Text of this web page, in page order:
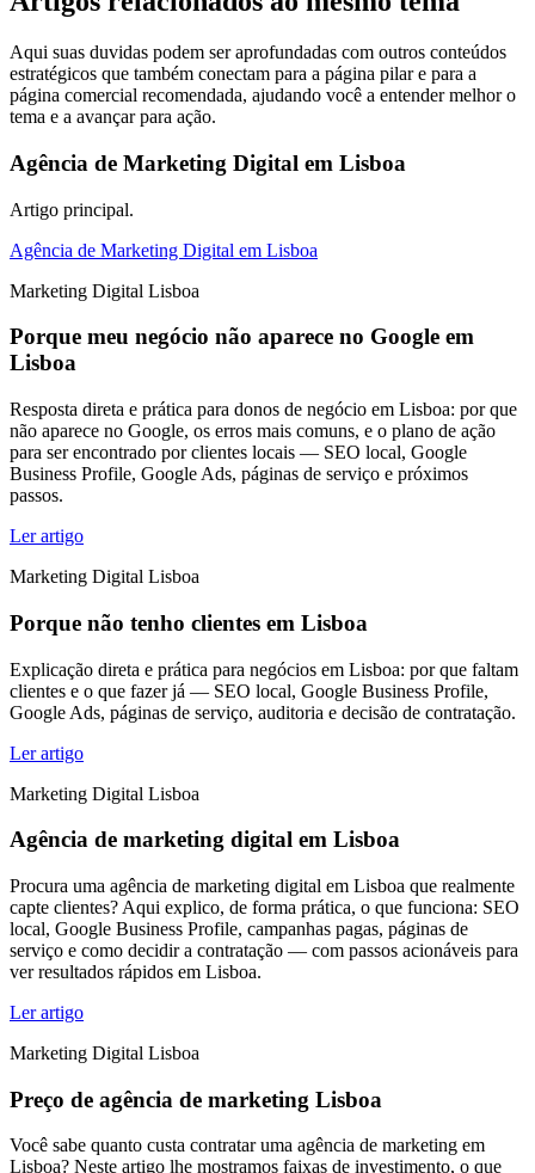
Aqui suas duvidas podem ser aprofundadas com outros conteúdos
estratégicos que também conectam para a página pilar e para a
página comercial recomendada, ajudando você a entender melhor o
tema e a avançar para ação.
Agência de Marketing Digital em Lisboa
Artigo principal.
Agência de Marketing Digital em Lisboa
Marketing Digital Lisboa
Porque meu negócio não aparece no Google em
Lisboa
Resposta direta e prática para donos de negócio em Lisboa: por que
não aparece no Google, os erros mais comuns, e o plano de ação
para ser encontrado por clientes locais — SEO local, Google
Business Profile, Google Ads, páginas de serviço e próximos
passos.
Ler artigo
Marketing Digital Lisboa
Porque não tenho clientes em Lisboa
Explicação direta e prática para negócios em Lisboa: por que faltam
clientes e o que fazer já — SEO local, Google Business Profile,
Google Ads, páginas de serviço, auditoria e decisão de contratação.
Ler artigo
Marketing Digital Lisboa
Agência de marketing digital em Lisboa
Procura uma agência de marketing digital em Lisboa que realmente
capte clientes? Aqui explico, de forma prática, o que funciona: SEO
local, Google Business Profile, campanhas pagas, páginas de
serviço e como decidir a contratação — com passos acionáveis para
ver resultados rápidos em Lisboa.
Ler artigo
Marketing Digital Lisboa
Preço de agência de marketing Lisboa
Você sabe quanto custa contratar uma agência de marketing em
Lisboa? Neste artigo lhe mostramos faixas de investimento, o que